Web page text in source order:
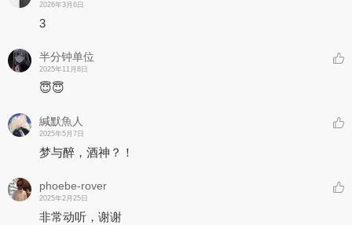
2026年3月6日
3
半分钟单位
2025年11月8日
😇😇
緘默魚人
2025年5月7日
梦与醉，酒神？！
phoebe-rover
2025年2月25日
非常动听，谢谢